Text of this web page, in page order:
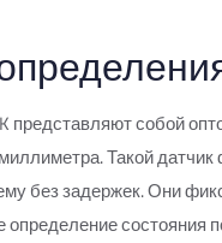
представляют собой
Такой
без задержек. Они
состояния